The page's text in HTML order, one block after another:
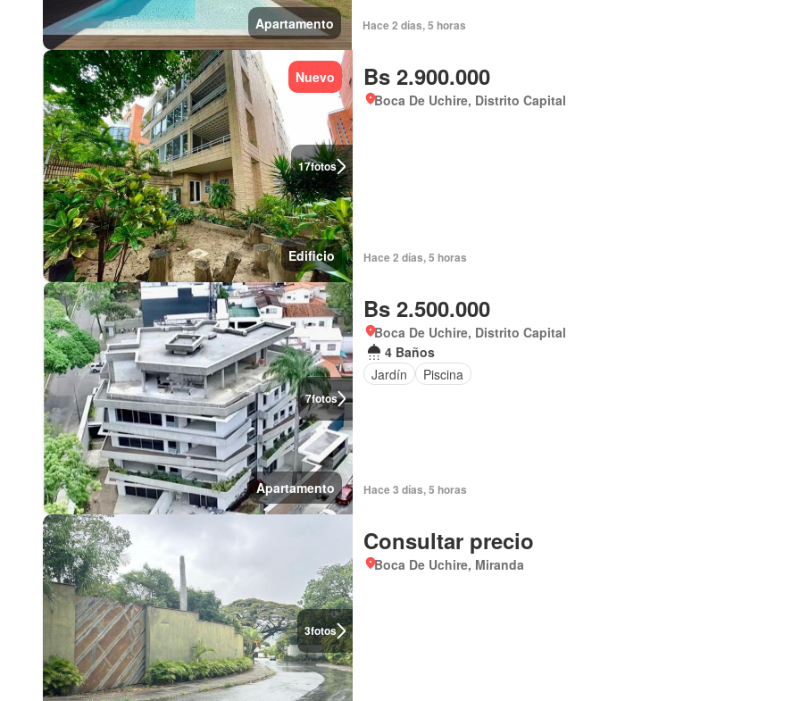
Apartamento Hace 2 días, 5 horas
17fotos
Nuevo
Edificio
Bs 2.900.000
Boca De Uchire, Distrito Capital
Hace 2 días, 5 horas
7fotos
Apartamento
Bs 2.500.000
Boca De Uchire, Distrito Capital
4 Baños
Jardín
Piscina
Hace 3 días, 5 horas
3fotos
Consultar precio
Boca De Uchire, Miranda